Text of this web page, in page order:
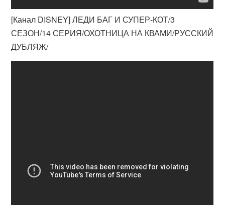
[Канал DISNEY] ЛЕДИ БАГ И СУПЕР-КОТ/3
СЕЗОН/14 СЕРИЯ/ОХОТНИЦА НА КВАМИ/РУССКИЙ
ДУБЛЯЖ/